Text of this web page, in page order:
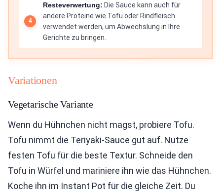
Resteverwertung: Die Sauce kann auch für
andere Proteine wie Tofu oder Rindfleisch
verwendet werden, um Abwechslung in Ihre
Gerichte zu bringen.
Variationen
Vegetarische Variante
Wenn du Hühnchen nicht magst, probiere Tofu.
Tofu nimmt die Teriyaki-Sauce gut auf. Nutze
festen Tofu für die beste Textur. Schneide den
Tofu in Würfel und mariniere ihn wie das Hühnchen.
Koche ihn im Instant Pot für die gleiche Zeit. Du